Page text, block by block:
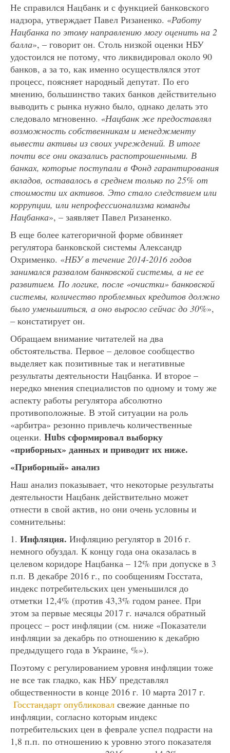
Не справился Нацбанк и с функцией банковского
надзора, утверждает Павел Ризаненко. «Работу
Нацбанка по этому направлению могу оценить на 2
балла», – говорит он. Столь низкой оценки НБУ
удостоился не потому, что ликвидировал около 90
банков, а за то, как именно осуществлялся этот
процесс, поясняет народный депутат. По его
мнению, большинство таких банков действительно
выводить с рынка нужно было, однако делать это
следовало мгновенно. «Нацбанк же предоставлял
возможность собственникам и менеджменту
вывести активы из своих учреждений. В итоге
почти все они оказались распотрошенными. В
банках, которые поступали в Фонд гарантирования
вкладов, оставалось в среднем только по 25% от
стоимости их активов. Это стало следствием или
коррупции, или непрофессионализма команды
Нацбанка», – заявляет Павел Ризаненко.
В еще более категоричной форме обвиняет
регулятора банковской системы Александр
Охрименко. «НБУ в течение 2014-2016 годов
занимался развалом банковской системы, а не ее
развитием. По логике, после «очистки» банковской
системы, количество проблемных кредитов должно
было уменьшиться, а оно выросло сейчас до 30%»,
– констатирует он.
Обращаем внимание читателей на два
обстоятельства. Первое – деловое сообщество
выделяет как позитивные так и негативные
результаты деятельности Нацбанка. И второе –
нередко мнения специалистов по одному и тому же
аспекту работы регулятора абсолютно
противоположные. В этой ситуации на роль
«арбитра» резонно привлечь количественные
оценки. Hubs сформировал выборку
«приборных» данных и приводит их ниже.
«Приборный» анализ
Наш анализ показывает, что некоторые результаты
деятельности Нацбанк действительно может
отнести в свой актив, но они очень условны и
сомнительны:
1. Инфляция. Инфляцию регулятор в 2016 г.
немного обуздал. К концу года она оказалась в
целевом коридоре Нацбанка – 12% при допуске в 3
п.п. В декабре 2016 г., по сообщениям Госстата,
индекс потребительских цен уменьшился до
отметки 12,4% (против 43,3% годом ранее. При
этом за первые месяцы 2017 г. начался обратный
процесс – рост инфляции (см. ниже «Показатели
инфляции за декабрь по отношению к декабрю
предыдущего года в Украине, %»).
Поэтому с регулированием уровня инфляции тоже
не все так гладко, как НБУ представлял
общественности в конце 2016 г. 10 марта 2017 г.
Госстандарт опубликовал свежие данные по
инфляции, согласно которым индекс
потребительских цен в феврале успел подрасти на
1,8 п.п. по отношению к уровню этого показателя